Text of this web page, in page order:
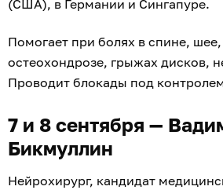
(США), в Германии и Сингапуре.
Помогает при болях в спине, шее,
остеохондрозе, грыжах дисков,
Проводит блокады под
7 и 8 сентября —
Бикмуллин
Нейрохирург, кандидат